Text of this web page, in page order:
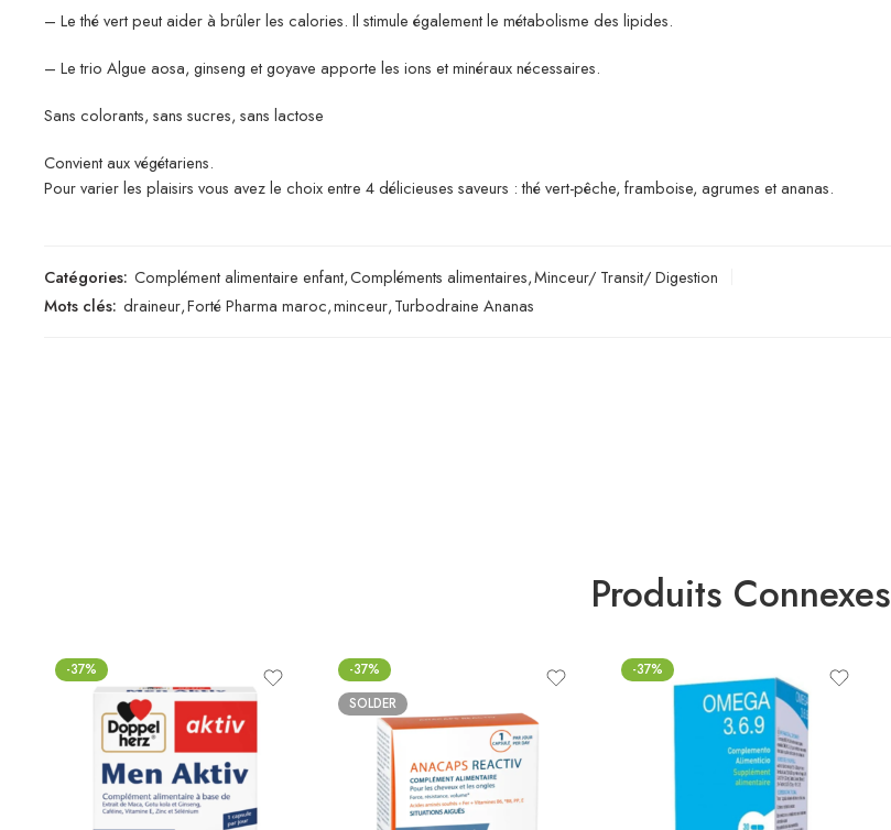
– Le thé vert peut aider à brûler les calories. Il stimule également le métabolisme des lipides.
– Le trio Algue aosa, ginseng et goyave apporte les ions et minéraux nécessaires.
Sans colorants, sans sucres, sans lactose
Convient aux végétariens.
Pour varier les plaisirs vous avez le choix entre 4 délicieuses saveurs : thé vert-pêche, framboise, agrumes et ananas.
Catégories: Complément alimentaire enfant,Compléments alimentaires,Minceur/ Transit/ Digestion
Mots clés: draineur,Forté Pharma maroc,minceur,Turbodraine Ananas
Produits Connexes
-37%
-37%
SOLDER
-37%